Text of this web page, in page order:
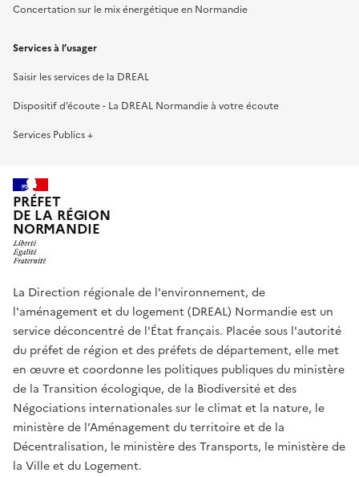
Concertation sur le mix énergétique en Normandie
Services à l’usager
Saisir les services de la DREAL
Dispositif d’écoute - La DREAL Normandie à votre écoute
Services Publics +
PRÉFET
DE LA RÉGION
NORMANDIE
La Direction régionale de l'environnement, de
l'aménagement et du logement (DREAL) Normandie est un
service déconcentré de l'État français. Placée sous l'autorité
du préfet de région et des préfets de département, elle met
en œuvre et coordonne les politiques publiques du ministère
de la Transition écologique, de la Biodiversité et des
Négociations internationales sur le climat et la nature, le
ministère de l’Aménagement du territoire et de la
Décentralisation, le ministère des Transports, le ministère de
la Ville et du Logement.